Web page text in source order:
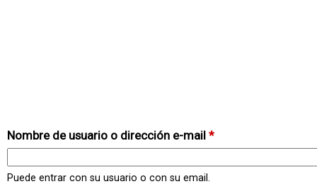
Nombre de usuario o dirección e-mail *
Puede entrar con su usuario o con su email.